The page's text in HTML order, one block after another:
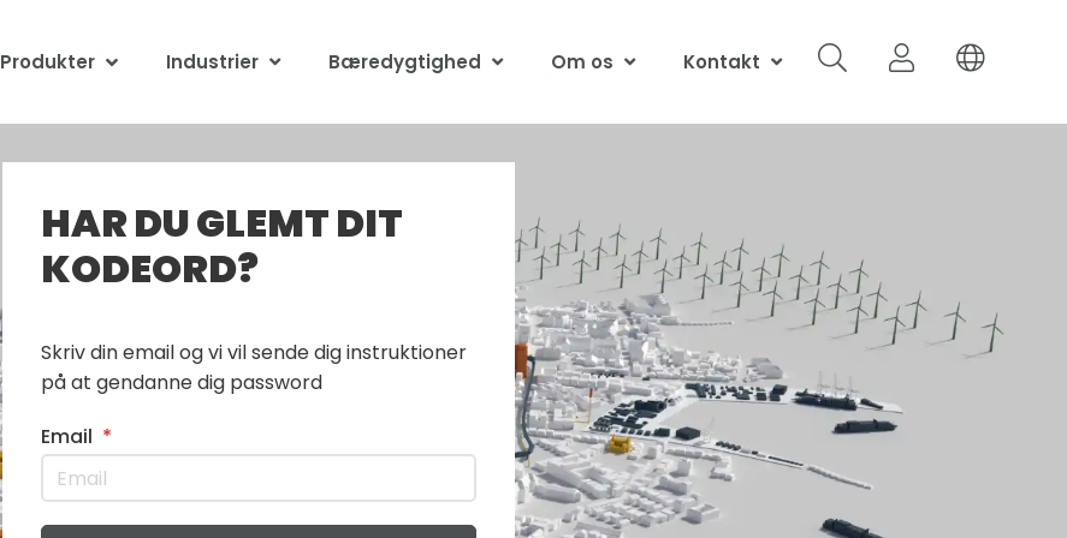
Produkter Industrier Bæredygtighed Om os Kontakt
HAR DU GLEMT DIT
KODEORD?
Skriv din email og vi vil sende dig instruktioner
på at gendanne dig password
Email *